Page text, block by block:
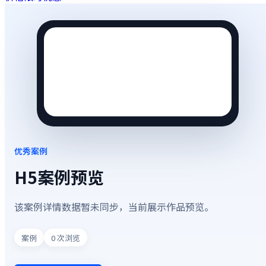
优秀案例
H5案例预览
该案例详情数据暂未同步，当前展示作品预览。
案例 0次浏览